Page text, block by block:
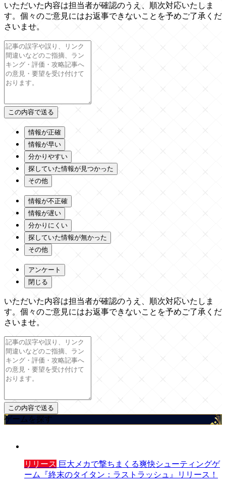
いただいた内容は担当者が確認のうえ、順次対応いたしま
す。個々のご意見にはお返事できないことを予めご了承くだ
さいませ。
情報が正確
情報が早い
分かりやすい
探していた情報が見つかった
その他
情報が不正確
情報が遅い
分かりにくい
探していた情報が無かった
その他
アンケート
閉じる
いただいた内容は担当者が確認のうえ、順次対応いたしま
す。個々のご意見にはお返事できないことを予めご了承くだ
さいませ。
ゲームを探す
リリース 巨大メカで撃ちまくる爽快シューティングゲ
ーム『終末のタイタン：ラストラッシュ』リリース！